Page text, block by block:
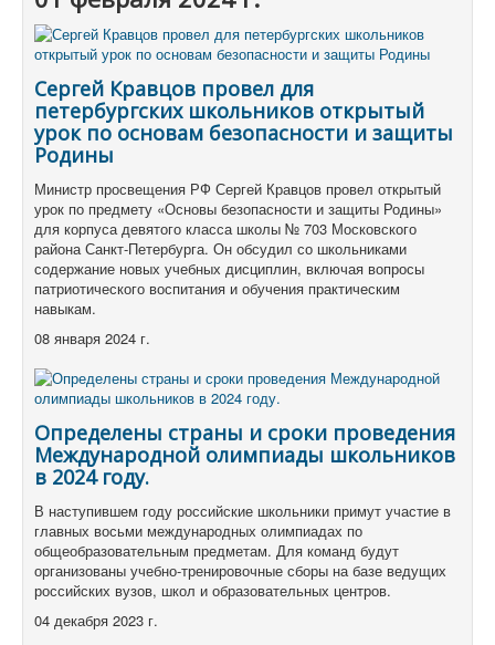
Сергей Кравцов провел для
петербургских школьников открытый
урок по основам безопасности и защиты
Родины
Министр просвещения РФ Сергей Кравцов провел открытый
урок по предмету «Основы безопасности и защиты Родины»
для корпуса девятого класса школы № 703 Московского
района Санкт-Петербурга. Он обсудил со школьниками
содержание новых учебных дисциплин, включая вопросы
патриотического воспитания и обучения практическим
навыкам.
08 января 2024 г.
Определены страны и сроки проведения
Международной олимпиады школьников
в 2024 году.
В наступившем году российские школьники примут участие в
главных восьми международных олимпиадах по
общеобразовательным предметам. Для команд будут
организованы учебно-тренировочные сборы на базе ведущих
российских вузов, школ и образовательных центров.
04 декабря 2023 г.